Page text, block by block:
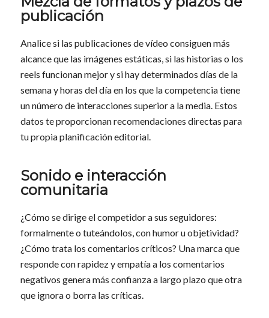
publicación
Analice si las publicaciones de vídeo consiguen más
alcance que las imágenes estáticas, si las historias o los
reels funcionan mejor y si hay determinados días de la
semana y horas del día en los que la competencia tiene
un número de interacciones superior a la media. Estos
datos te proporcionan recomendaciones directas para
tu propia planificación editorial.
Sonido e interacción
comunitaria
¿Cómo se dirige el competidor a sus seguidores:
formalmente o tuteándolos, con humor u objetividad?
¿Cómo trata los comentarios críticos? Una marca que
responde con rapidez y empatía a los comentarios
negativos genera más confianza a largo plazo que otra
que ignora o borra las críticas.